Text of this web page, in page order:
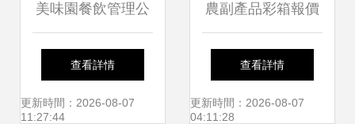
美味園餐飲管理公
司Logo設計懸賞
匯圖網邀您共創品
查看詳情
更新時間：2026-08-07
11:27:44
農副產品彩箱報價
與廠家選擇 餐飲管
理的成本與效率優
查看詳情
更新時間：2026-08-07
04:11:28